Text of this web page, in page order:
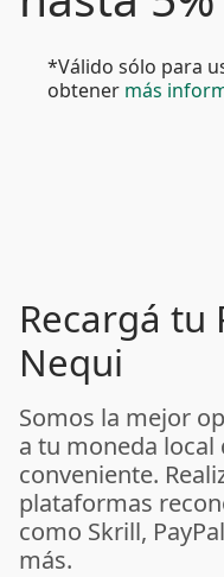
*Válido sólo para
obtener más
Recargá tu
Nequi
Somos la mejor
a tu moneda
conveniente.
plataformas
como Skrill,
más.